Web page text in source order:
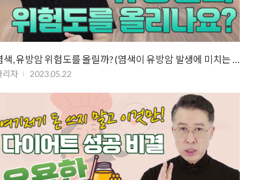
염색, 유방암 위험도를 올릴까? (염색이 유방암 발생에 미치는 영향력)
리자 2023.05.22